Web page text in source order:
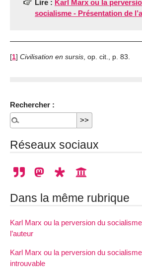
Lire : Karl Marx ou la
socialisme - Présentation de
[1] Civilisation en sursis , op. cit., p. 83.
Rechercher :
Réseaux sociaux
Dans la même rubrique
Karl Marx ou la perversion du
l’auteur
Karl Marx ou la perversion du
introuvable